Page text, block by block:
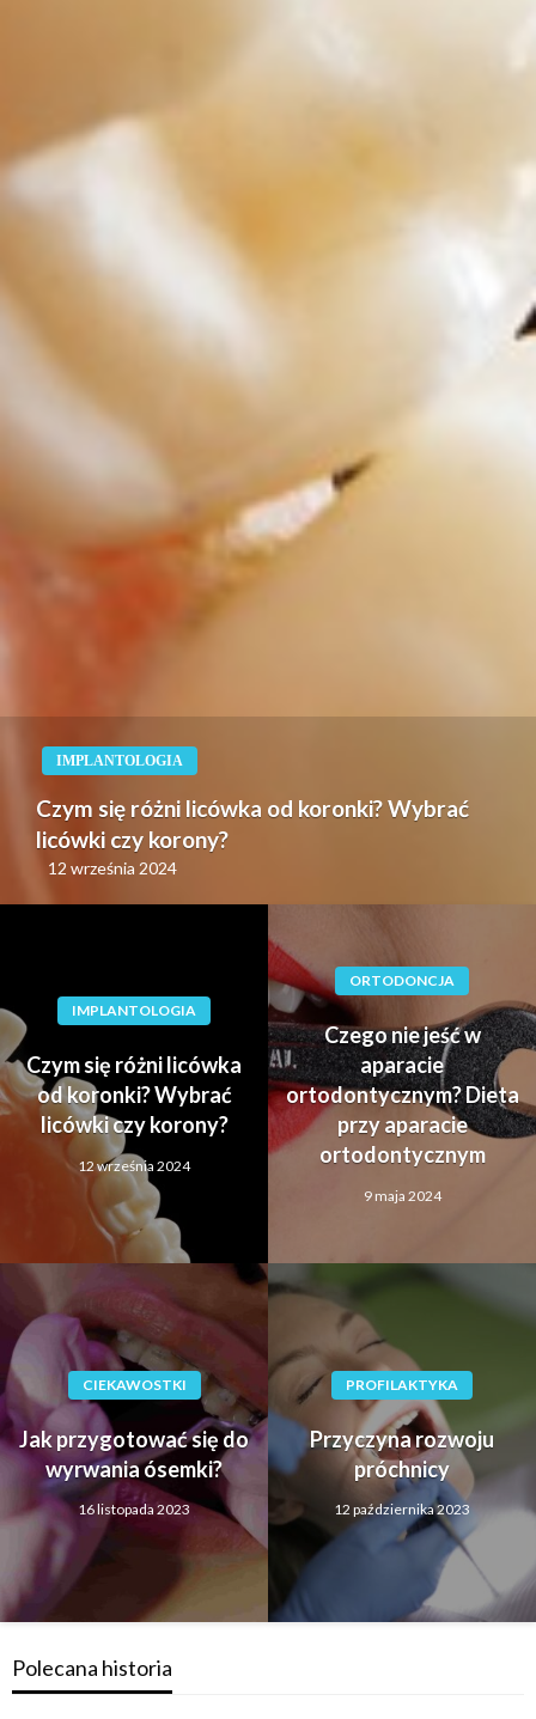
IMPLANTOLOGIA
Czym się różni licówka od koronki? Wybrać
licówki czy korony?
12 września 2024
IMPLANTOLOGIA
Czym się różni licówka
od koronki? Wybrać
licówki czy korony?
12 września 2024
ORTODONCJA
Czego nie jeść w
aparacie
ortodontycznym? Dieta
przy aparacie
ortodontycznym
9 maja 2024
CIEKAWOSTKI
Jak przygotować się do
wyrwania ósemki?
16 listopada 2023
PROFILAKTYKA
Przyczyna rozwoju
próchnicy
12 października 2023
Polecana historia